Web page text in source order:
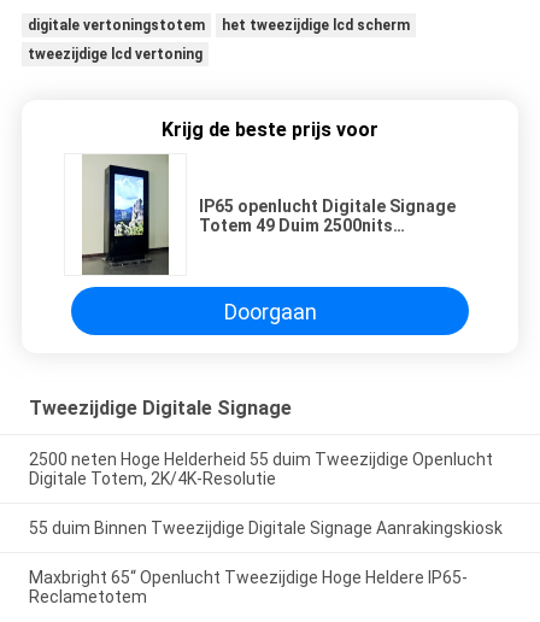
digitale vertoningstotem
het tweezijdige lcd scherm
tweezijdige lcd vertoning
Krijg de beste prijs voor
IP65 openlucht Digitale Signage
Totem 49 Duim 2500nits
Doorgaan
Tweezijdige Digitale Signage
2500 neten Hoge Helderheid 55 duim Tweezijdige Openlucht
Digitale Totem, 2K/4K-Resolutie
55 duim Binnen Tweezijdige Digitale Signage Aanrakingskiosk
Maxbright 65“ Openlucht Tweezijdige Hoge Heldere IP65-
Reclametotem